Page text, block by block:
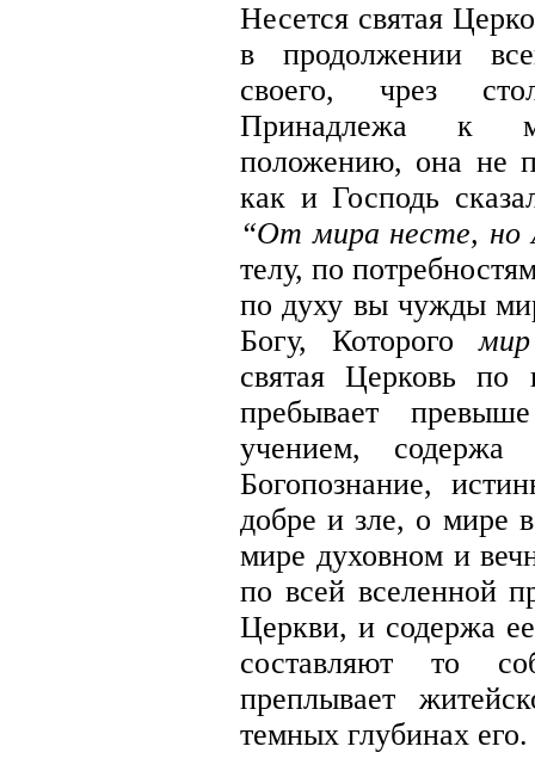
Несется святая
в продолжении
своего, чрез
Принадлежа к
положению, она не
как и Господь
“От мира несте, но
телу, по
по духу вы чужды
Богу, Которого
святая Церковь по
пребывает
учением,
Богопознание,
добре и зле, о мире
мире духовном и
по всей вселенной
Церкви, и содержа
составляют то
преплывает
темных глубинах его.